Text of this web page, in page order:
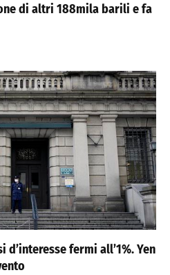
di altri 188mila barili e fa
d’interesse fermi all’1%. Yen